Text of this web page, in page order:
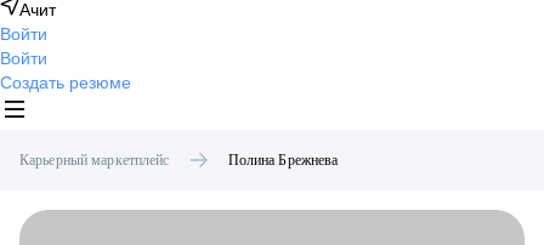
Ачит
Войти
Войти
Создать резюме
Карьерный маркетплейс Полина Брежнева